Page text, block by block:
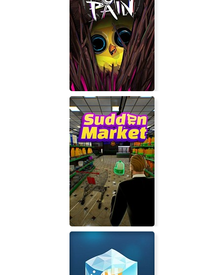
Nature And Life - Drunk On Nectar
Ring of Pain